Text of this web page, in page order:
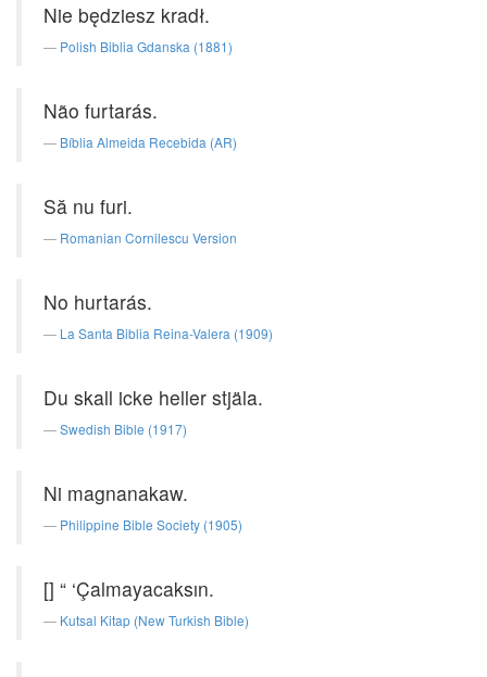
Nie będziesz kradł.
Polish Biblia Gdanska (1881)
Não furtarás.
Bíblia Almeida Recebida (AR)
Să nu furi.
Romanian Cornilescu Version
No hurtarás.
La Santa Biblia Reina-Valera (1909)
Du skall icke heller stjäla.
Swedish Bible (1917)
Ni magnanakaw.
Philippine Bible Society (1905)
[] “ ‘Çalmayacaksın.
Kutsal Kitap (New Turkish Bible)